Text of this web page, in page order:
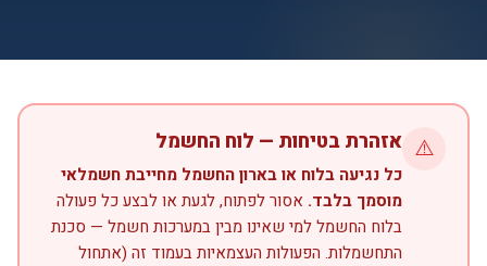
⚠️ אזהרת בטיחות — לוח החשמל
כל נגיעה בלוח או בארון החשמל מחייבת חשמלאי
מוסמך בלבד. אסור לפתוח, לגעת או לבצע כל פעולה
בלוח החשמל למי שאינו מבין במערכות חשמל — סכנת
התחשמלות. הפעולות העצמאיות בעמוד זה (אתחול